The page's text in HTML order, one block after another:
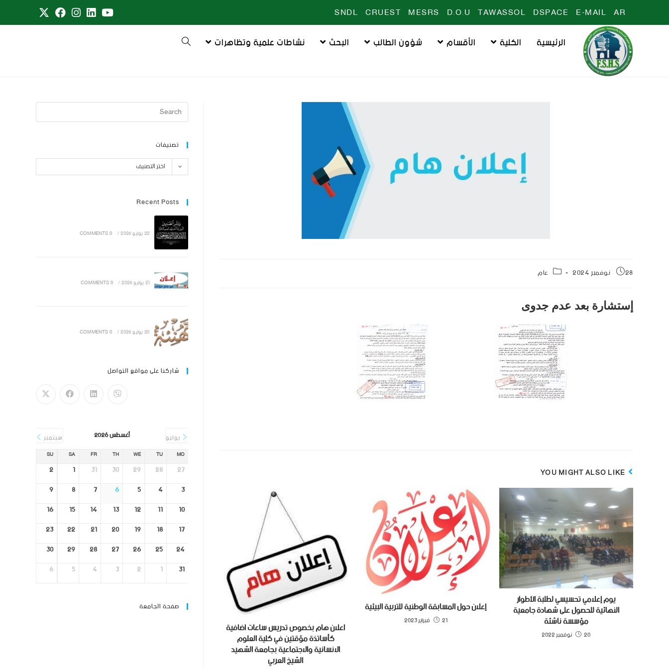
AR
E-MAIL
DSPACE
TAWASSOL
D.O.U
MESRS
CRUEST
SNDL
الرئيسية الكلية الأقسام شؤون الطالب البحث نشاطات علمية وتظاهرات
28 نوفمبر 2024 عام
إستشارة بعد عدم جدوى
YOU MIGHT ALSO LIKE
اعلان هام بخصوص تدريس ساعات اضافية
كأساتذة مؤقتين في كلية العلوم
الانسانية والاجتماعية بجامعة الشهيد
الشيخ العربي
إعلان حول المسابقة الوطنية للتربية البيئية
21 فبراير 2023
يوم إعلامي تحسيسي لطلبة الأطوار
النهائية للحصول على شهادة جامعية
مؤسسة ناشئة
20 نوفمبر 2022
تصنيفات
اختر التصنيف
Recent Posts
22 يوليو 2026 /
0 COMMENTS
21 يوليو 2026 /
0 COMMENTS
20 يوليو 2026 /
0 COMMENTS
شاركنا على مواقع التواصل
يوليو أغسطس 2026 سبتمبر
MO
TU
WE
TH
FR
SA
SU
27
28
29
30
31
1
2
3
4
5
6
7
8
9
10
11
12
13
14
15
16
17
18
19
20
21
22
23
24
25
26
27
28
29
30
31
1
2
3
4
5
6
صفحة الجامعة